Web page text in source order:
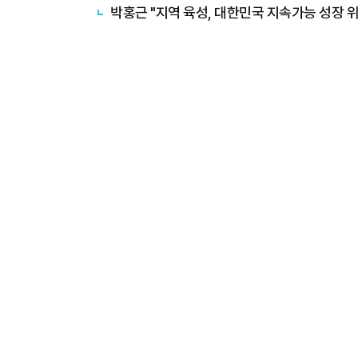
박홍근 "지역 육성, 대한민국 지속가능 성장